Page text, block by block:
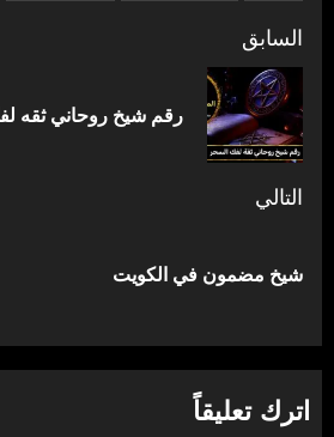
تصفّح
المقالات
السابق
رقم شيخ روحاني ثقه
التالي
المقالة
شيخ مضمون في الكويت
اترك تعليقاً